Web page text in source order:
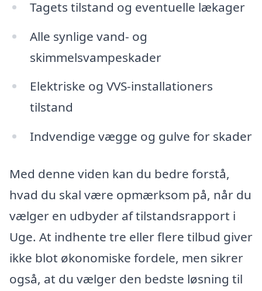
Tagets tilstand og eventuelle lækager
Alle synlige vand- og
skimmelsvampeskader
Elektriske og VVS-installationers
tilstand
Indvendige vægge og gulve for skader
Med denne viden kan du bedre forstå,
hvad du skal være opmærksom på, når du
vælger en udbyder af tilstandsrapport i
Uge. At indhente tre eller flere tilbud giver
ikke blot økonomiske fordele, men sikrer
også, at du vælger den bedste løsning til